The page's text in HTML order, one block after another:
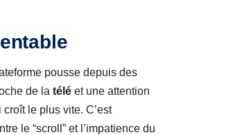
pousse depuis des
de la télé et une attention
le plus vite. C’est
le “scroll” et l’impatience du